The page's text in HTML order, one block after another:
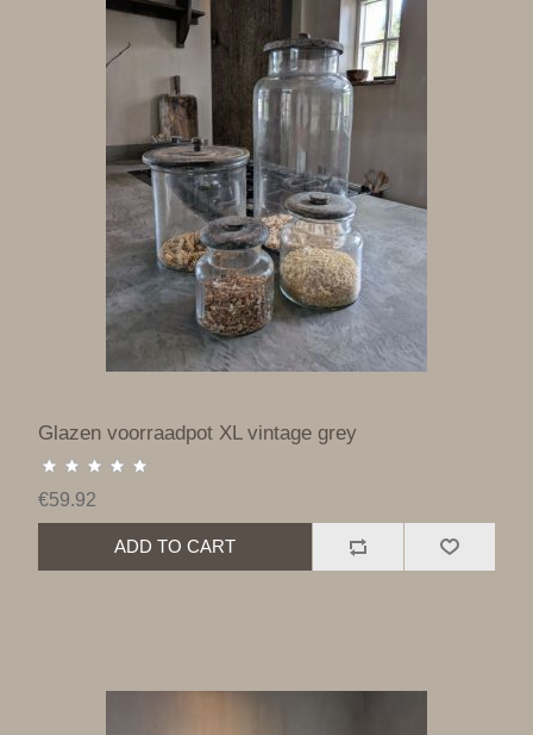
Glazen voorraadpot XL vintage grey
€59.92
ADD TO CART